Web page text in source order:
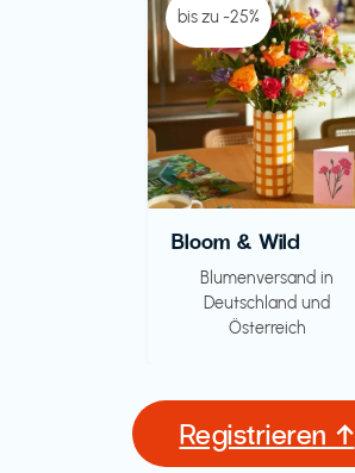
bis zu -25%
Bloom & Wild
Blumenversand in
Deutschland und
Österreich
Registrieren ↑